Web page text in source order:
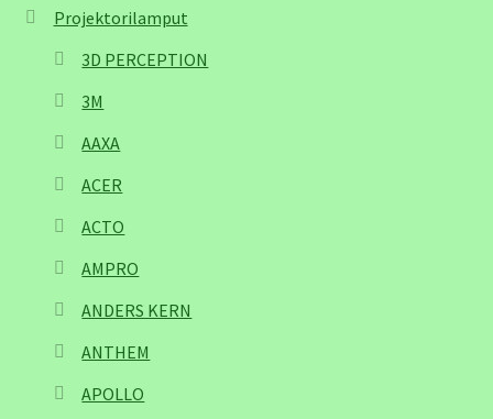
Projektorilamput
3D PERCEPTION
3M
AAXA
ACER
ACTO
AMPRO
ANDERS KERN
ANTHEM
APOLLO